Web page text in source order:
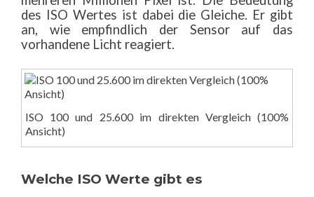
des ISO Wertes ist dabei die Gleiche. Er gibt
an, wie empfindlich der Sensor auf das
vorhandene Licht reagiert.
ISO 100 und 25.600 im direkten Vergleich (100%
Ansicht)
Welche ISO Werte gibt es